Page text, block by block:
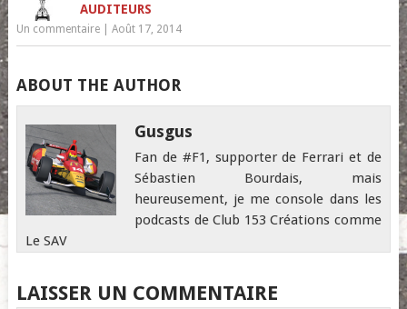
AUDITEURS
Un commentaire| Août 17, 2014
ABOUT THE AUTHOR
Gusgus
Fan de #F1, supporter de Ferrari et de
Sébastien Bourdais, mais
heureusement, je me console dans les
podcasts de Club 153 Créations comme
Le SAV
LAISSER UN COMMENTAIRE